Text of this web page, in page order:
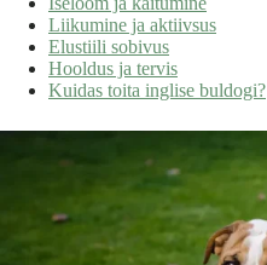
Liikumine ja aktiivsus
Elustiili sobivus
Hooldus ja tervis
Kuidas toita inglise buldogi?